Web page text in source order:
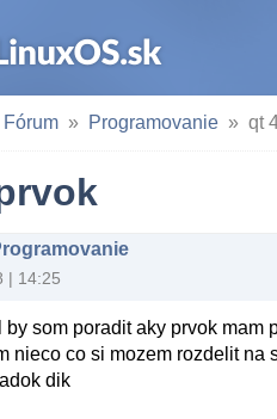
Fórum Programovanie qt
| 14:25
by som poradit aky prvok mam
nieco co si mozem rozdelit na
dik